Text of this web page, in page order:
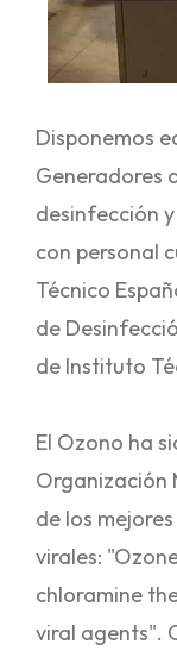
Disponemos
Generadores
desinfección
con personal
Técnico
de
de Instituto
El Ozono ha
Organización
de los
virales:
chloramine
viral agents".